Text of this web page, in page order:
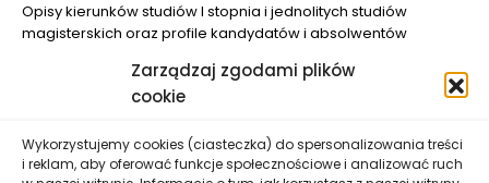
Zarządzaj zgodami plików
cookie
Wykorzystujemy cookies (ciasteczka) do spersonalizowania treści
i reklam, aby oferować funkcje społecznościowe i analizować ruch
Opisy kierunków studiów I stopnia i jednolitych studiów
magisterskich oraz profile kandydatów i absolwentów
UWM w Olsztynie" (nr FERS.01.05-IP.08-0048/25
dofinansowanym przez Unię Europejską.